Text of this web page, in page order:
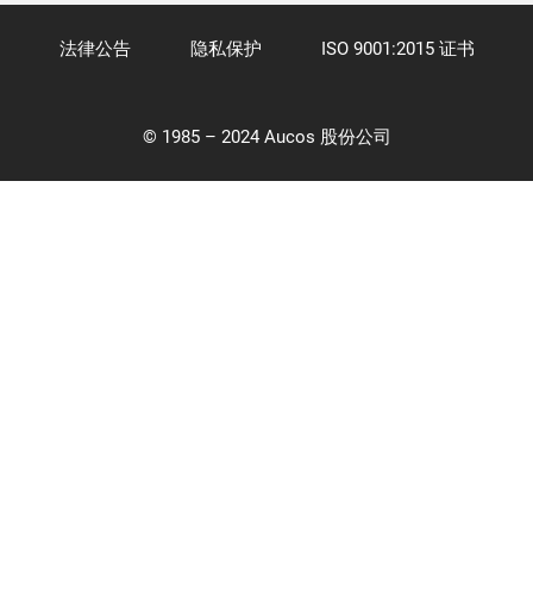
法律公告 隐私保护 ISO 9001:2015 证书
© 1985 – 2024 Aucos 股份公司